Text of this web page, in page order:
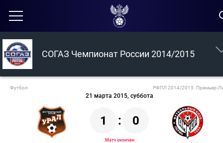
СОГАЗ Чемпионат России 2014/2015
Футбол
21 марта 2015, суббота
РФПЛ 2014/2015. Премьер-
1 : 0
Матч окончен